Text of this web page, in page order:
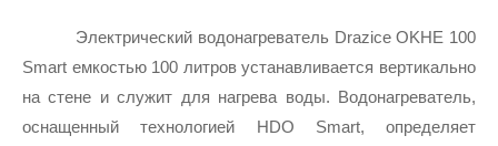
Электрический водонагреватель Drazice OKHE 100
Smart емкостью 100 литров устанавливается вертикально
на стене и служит для нагрева воды. Водонагреватель,
оснащенный технологией HDO Smart, определяет